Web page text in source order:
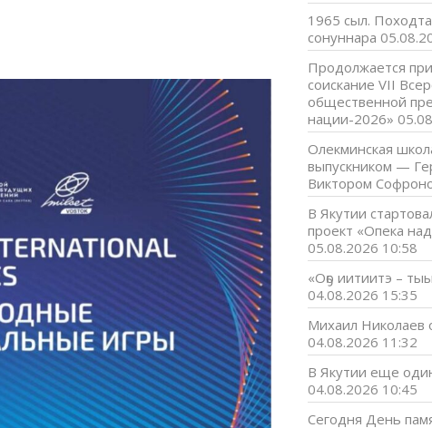
1965 сыл.
сонуннара
Продолжается
соискание VII
общественной
нации-2026»
Олекминская
выпускником —
Виктором
В Якутии
проект «Опека
05.08.2026 10:58
«Оҕо иитиитэ –
04.08.2026 15:35
Михаил Николаев
04.08.2026 11:32
В Якутии еще
04.08.2026 10:45
Сегодня День